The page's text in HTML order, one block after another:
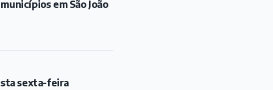
em São João
sexta-feira